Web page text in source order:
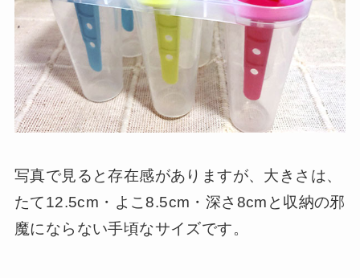
写真で見ると存在感がありますが、大きさは、
たて12.5cm・よこ8.5cm・深さ8cmと収納の邪
魔にならない手頃なサイズです。